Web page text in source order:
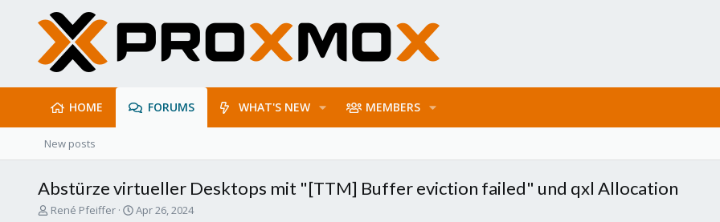
HOME FORUMS WHAT'S NEW MEMBERS
New posts
Abstürze virtueller Desktops mit "[TTM] Buffer eviction failed" und qxl Allocation
T
René Pfeiffer
S
Apr 26, 2024